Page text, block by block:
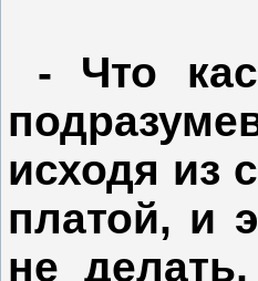
- Что
исходя из
платой, и
не